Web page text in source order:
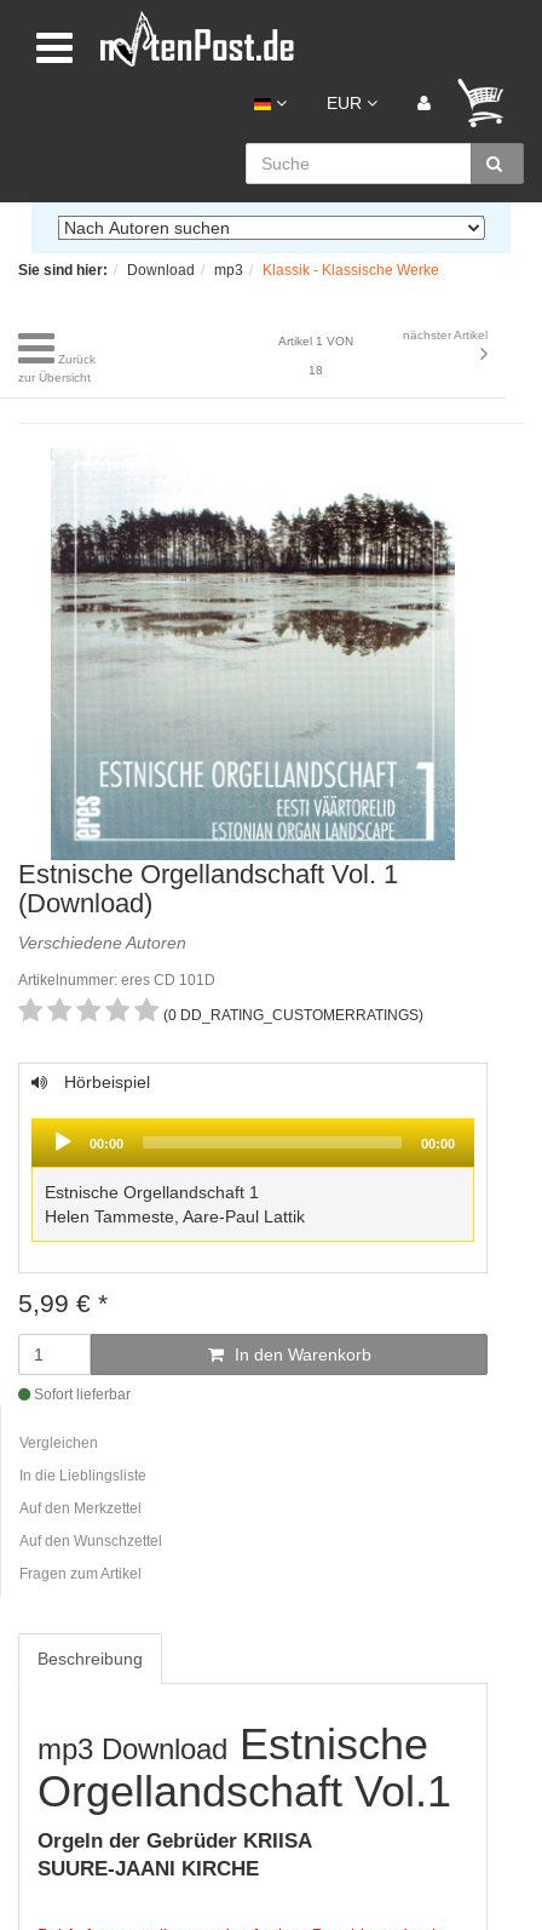
EUR
Sie sind hier: Download mp3 Klassik - Klassische Werke
Zurück
zur Übersicht
Artikel 1 VON
18
nächster Artikel
Estnische Orgellandschaft Vol. 1
(Download)
Verschiedene Autoren
Artikelnummer: eres CD 101D
(0 DD_RATING_CUSTOMERRATINGS)
Hörbeispiel
Player
00:00 00:00
Estnische Orgellandschaft 1
Helen Tammeste, Aare-Paul Lattik
5,99 € *
In den Warenkorb
Sofort lieferbar
Vergleichen
In die Lieblingsliste
Auf den Merkzettel
Auf den Wunschzettel
Fragen zum Artikel
Beschreibung
mp3 Download Estnische
Orgellandschaft Vol.1
Orgeln der Gebrüder KRIISA
SUURE-JAANI KIRCHE